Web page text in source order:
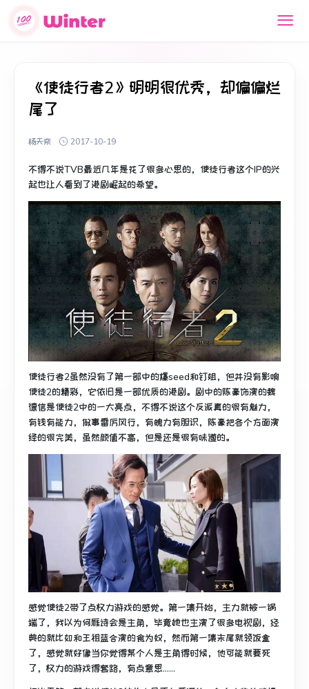
《使徒行者2》明明很优秀，却偏偏烂
尾了
杨天栾 2017-10-19
不得不说TVB最近几年是花了很多心思的，使徒行者这个IP的兴
起也让人看到了港剧崛起的希望。
使徒行者2虽然没有了第一部中的爆seed和钉姐，但并没有影响
使徒2的精彩，它依旧是一部优质的港剧。剧中的陈豪饰演的魏
德信是使徒2中的一大亮点，不得不说这个反派真的很有魅力，
有钱有能力，做事雷厉风行，有魄力有胆识，陈豪把各个方面演
绎的很完美，虽然颜值不高，但是还是很有味道的。
感觉使徒2带了点权力游戏的感觉。第一集开始，主力就被一锅
端了，我以为何雁诗会是主角，毕竟她也主演了很多电视剧，经
典的就比如和王祖蓝合演的食为奴，然而第一集末尾就领饭盒
了，感觉就好像当你觉得某个人是主角得时候，他可能就要死
了，权力的游戏得套路，有点意思……